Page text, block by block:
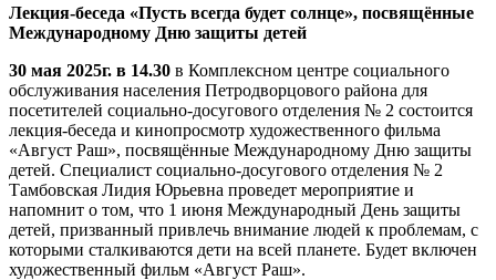
Лекция-беседа «Пусть всегда будет солнце», посвящённые
Международному Дню защиты детей
30 мая 2025г. в 14.30 в Комплексном центре социального
обслуживания населения Петродворцового района для
посетителей социально-досугового отделения № 2 состоится
лекция-беседа и кинопросмотр художественного фильма
«Август Раш», посвящённые Международному Дню защиты
детей. Специалист социально-досугового отделения № 2
Тамбовская Лидия Юрьевна проведет мероприятие и
напомнит о том, что 1 июня Международный День защиты
детей, призванный привлечь внимание людей к проблемам, с
которыми сталкиваются дети на всей планете. Будет включен
художественный фильм «Август Раш».